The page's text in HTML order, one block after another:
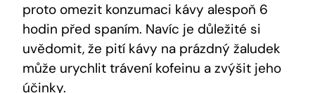
proto ​omezit konzumaci kávy alespoň⁢ 6
hodin⁣ před ‌spaním. Navíc ‍je důležité si
uvědomit, že⁣ pití kávy na prázdný žaludek
může​ urychlit ⁤trávení kofeinu a zvýšit jeho
účinky.